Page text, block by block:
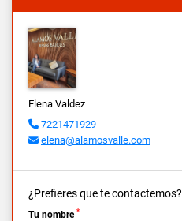
Elena Valdez
7221471929
elena@alamosvalle.com
¿Prefieres que te contactemos?
Tu nombre *